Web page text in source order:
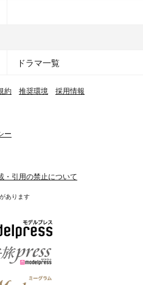
ドラマ一覧
約 推奨環境 採用情報
ー
・引用の禁止について
あります